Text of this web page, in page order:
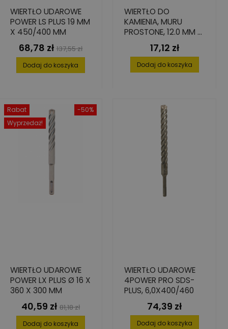
WIERTŁO UDAROWE
POWER LS PLUS 19 MM
X 450/400 MM
Cena
68,78 zł Cena
podstawowa
137,55 zł
Dodaj do koszyka
WIERTŁO DO
KAMIENIA, MURU
PROSTONE, 12.0 MM X
150 MM X 220 MM
Cena
17,12 zł
Dodaj do koszyka
-50%
Rabat
Wyprzedaż!
WIERTŁO UDAROWE
POWER LX PLUS Ø 16 X
360 X 300 MM
Cena
40,59 zł Cena
podstawowa
81,18 zł
Dodaj do koszyka
WIERTŁO UDAROWE
4POWER PRO SDS-
PLUS, 6,0X400/460
Cena
74,39 zł
Dodaj do koszyka